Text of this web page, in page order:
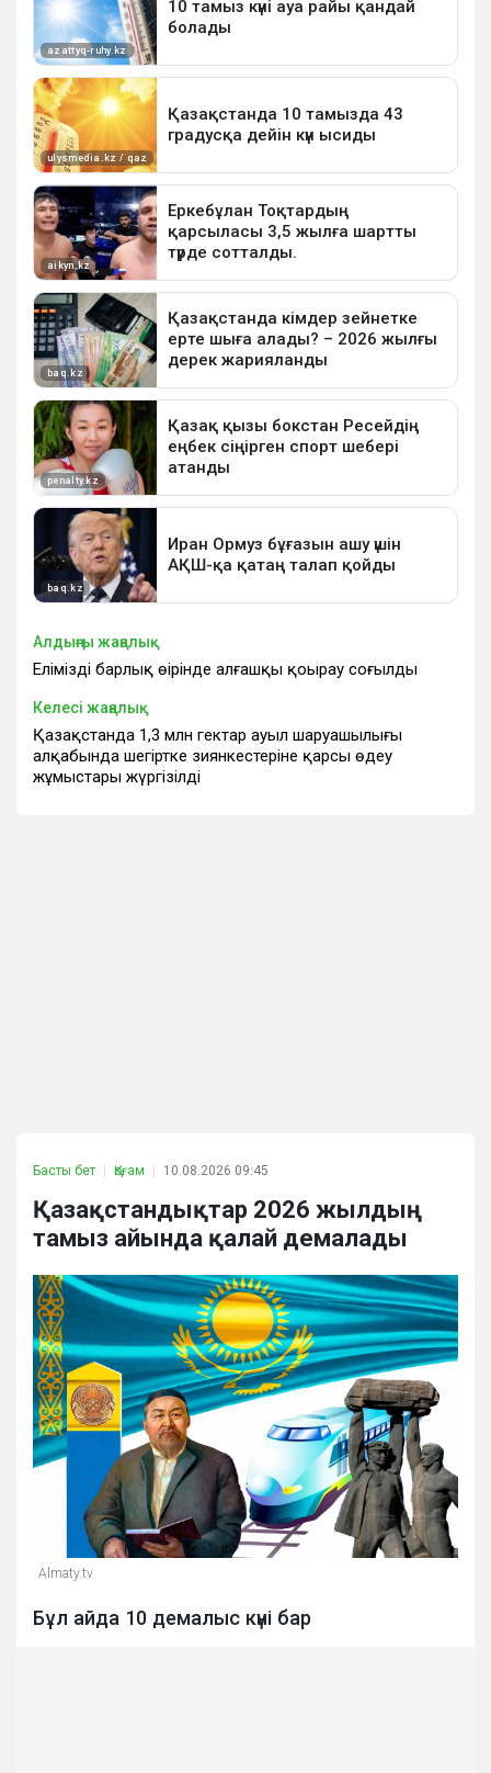
Алдыңғы жаңалық
Еліміздің барлық өңірінде алғашқы қоңырау соғылды
Келесі жаңалық
Қазақстанда 1,3 млн гектар ауыл шаруашылығы
алқабында шегіртке зиянкестеріне қарсы өңдеу
жұмыстары жүргізілді
Басты бет Қоғам 10.08.2026 09:45
Қазақстандықтар 2026 жылдың
тамыз айында қалай демалады
Almaty.tv
Бұл айда 10 демалыс күні бар